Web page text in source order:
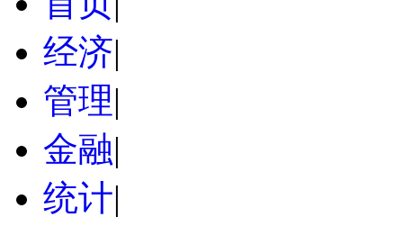
经济|
管理|
金融|
统计|